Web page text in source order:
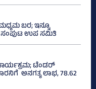
ಮಧ್ಯಮ ಬರ; ಇನ್ನೂ
ಉಪ ಸಮಿತಿ
ಟೆಂಡರ್
ಅನಗತ್ಯ ಲಾಭ, 78.62